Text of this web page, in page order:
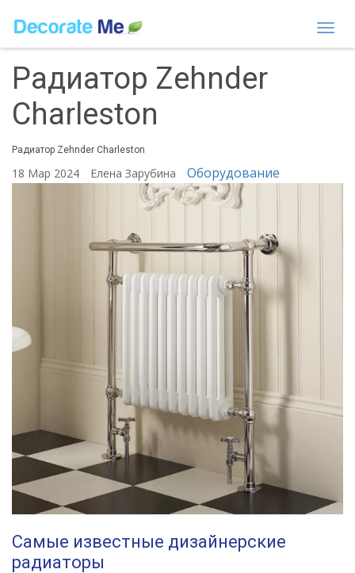
Радиатор Zehnder
Charleston
Радиатор Zehnder Charleston
18 Мар 2024 Елена Зарубина Оборудование
Самые известные дизайнерские
радиаторы